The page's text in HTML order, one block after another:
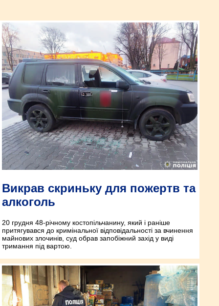
Викрав скриньку для пожертв та
алкоголь
20 грудня 48-річному костопільчанину, який і раніше
притягувався до кримінальної відповідальності за вчинення
майнових злочинів, суд обрав запобіжний захід у виді
тримання під вартою.